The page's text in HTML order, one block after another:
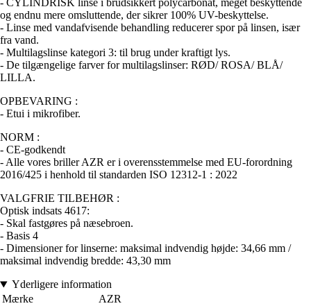
- CYLINDRISK linse i brudsikkert polycarbonat, meget beskyttende
og endnu mere omsluttende, der sikrer 100% UV-beskyttelse.
- Linse med vandafvisende behandling reducerer spor på linsen, især
fra vand.
- Multilagslinse kategori 3: til brug under kraftigt lys.
- De tilgængelige farver for multilagslinser: RØD/ ROSA/ BLÅ/
LILLA.
OPBEVARING :
- Etui i mikrofiber.
NORM :
- CE-godkendt
- Alle vores briller AZR er i overensstemmelse med EU-forordning
2016/425 i henhold til standarden ISO 12312-1 : 2022
VALGFRIE TILBEHØR :
Optisk indsats 4617:
- Skal fastgøres på næsebroen.
- Basis 4
- Dimensioner for linserne: maksimal indvendig højde: 34,66 mm /
maksimal indvendig bredde: 43,30 mm
Yderligere information
Mærke
AZR